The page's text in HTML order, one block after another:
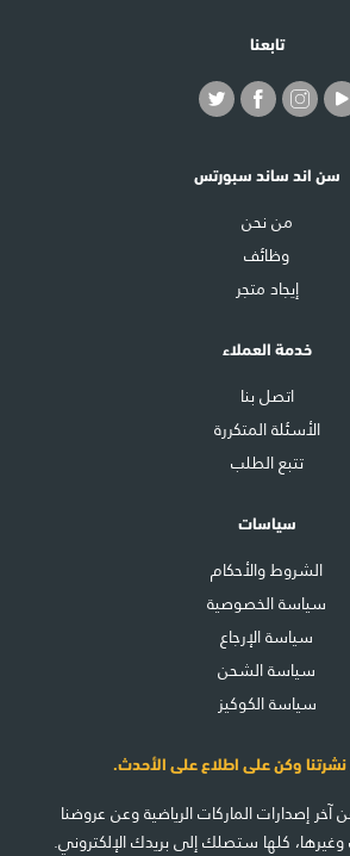
تابعنا
سن اند ساند سبورتس
من نحن
وظائف
إيجاد متجر
خدمة العملاء
اتصل بنا
الأسئلة المتكررة
تتبع الطلب
سياسات
الشروط والأحكام
سياسة الخصوصية
سياسة الإرجاع
سياسة الشحن
سياسة الكوكيز
وكن على اطلاع على الأحدث.
إصدارات الماركات الرياضية وعن عروضنا
وغيرها، كلها ستصلك إلى بريدك الإلكتروني.